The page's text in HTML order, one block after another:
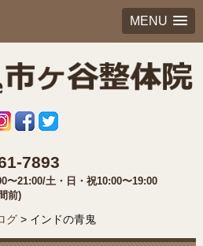
MENU
7893
〜21:00/土・日・祝10:00〜19:00
前)
グ> インドの青鬼